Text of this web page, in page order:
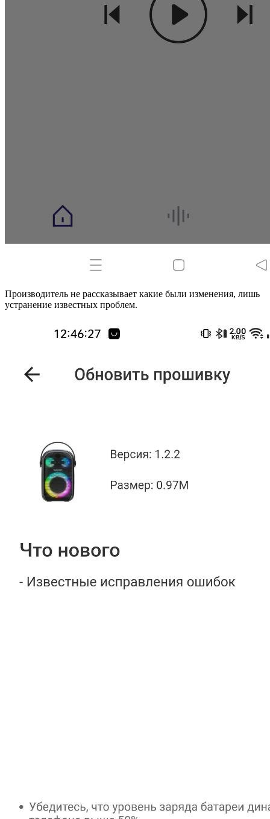
Производитель не рассказывает какие были изменения, лишь
устранение известных проблем.